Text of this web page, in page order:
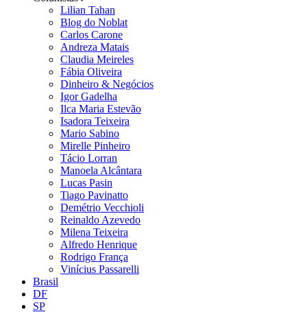
Lilian Tahan
Blog do Noblat
Carlos Carone
Andreza Matais
Claudia Meireles
Fábia Oliveira
Dinheiro & Negócios
Igor Gadelha
Ilca Maria Estevão
Isadora Teixeira
Mario Sabino
Mirelle Pinheiro
Tácio Lorran
Manoela Alcântara
Lucas Pasin
Tiago Pavinatto
Demétrio Vecchioli
Reinaldo Azevedo
Milena Teixeira
Alfredo Henrique
Rodrigo França
Vinícius Passarelli
Brasil
DF
SP